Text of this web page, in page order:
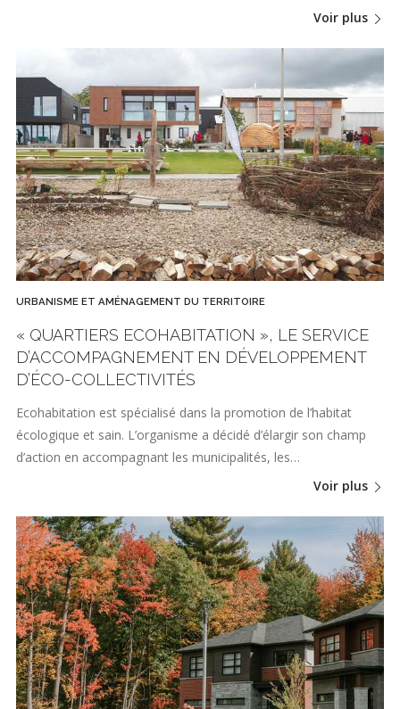
Voir plus
URBANISME ET AMÉNAGEMENT DU TERRITOIRE
« QUARTIERS ECOHABITATION », LE SERVICE
D’ACCOMPAGNEMENT EN DÉVELOPPEMENT
D’ÉCO-COLLECTIVITÉS
Ecohabitation est spécialisé dans la promotion de l’habitat
écologique et sain. L’organisme a décidé d’élargir son champ
d’action en accompagnant les municipalités, les…
Voir plus